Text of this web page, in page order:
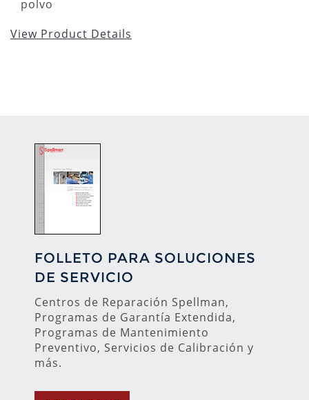
polvo
View Product Details
FOLLETO PARA SOLUCIONES
DE SERVICIO
Centros de Reparación Spellman,
Programas de Garantía Extendida,
Programas de Mantenimiento
Preventivo, Servicios de Calibración y
más.